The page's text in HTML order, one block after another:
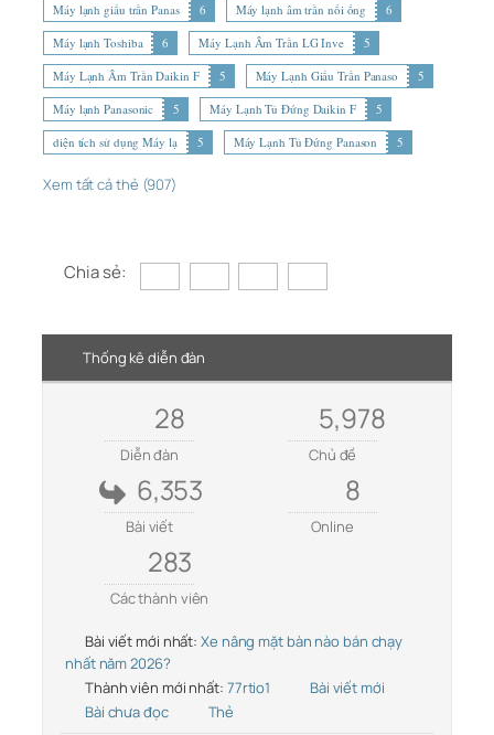
Máy lạnh giấu trần Panas
6 Máy lạnh âm trần nối ống
6
Máy lạnh Toshiba
6 Máy Lạnh Âm Trần LG Inve
5
Máy Lạnh Âm Trần Daikin F
5 Máy Lạnh Giấu Trần Panaso
5
Máy lạnh Panasonic
5 Máy Lạnh Tủ Đứng Daikin F
5
diện tích sử dụng Máy lạ
5 Máy Lạnh Tủ Đứng Panason 5
Xem tất cả thẻ (907)
Chia sẻ:
Thống kê diễn đàn
28
Diễn đàn
5,978
Chủ đề
6,353
Bài viết
8
Online
283
Các thành viên
Bài viết mới nhất: Xe nâng mặt bàn nào bán chạy
nhất năm 2026?
Thành viên mới nhất: 77rtio1
Bài viết mới
Bài chưa đọc
Thẻ